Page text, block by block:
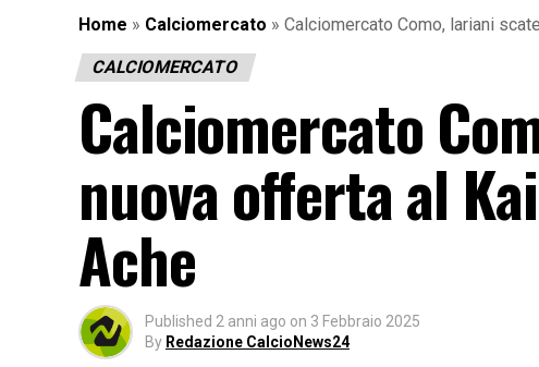
Home » Calciomercato » Calciomercato Como, lariani
CALCIOMERCATO
Calciomercato
nuova offerta al
Ache
Published 2 anni ago on 3 Febbraio 2025
By Redazione CalcioNews24